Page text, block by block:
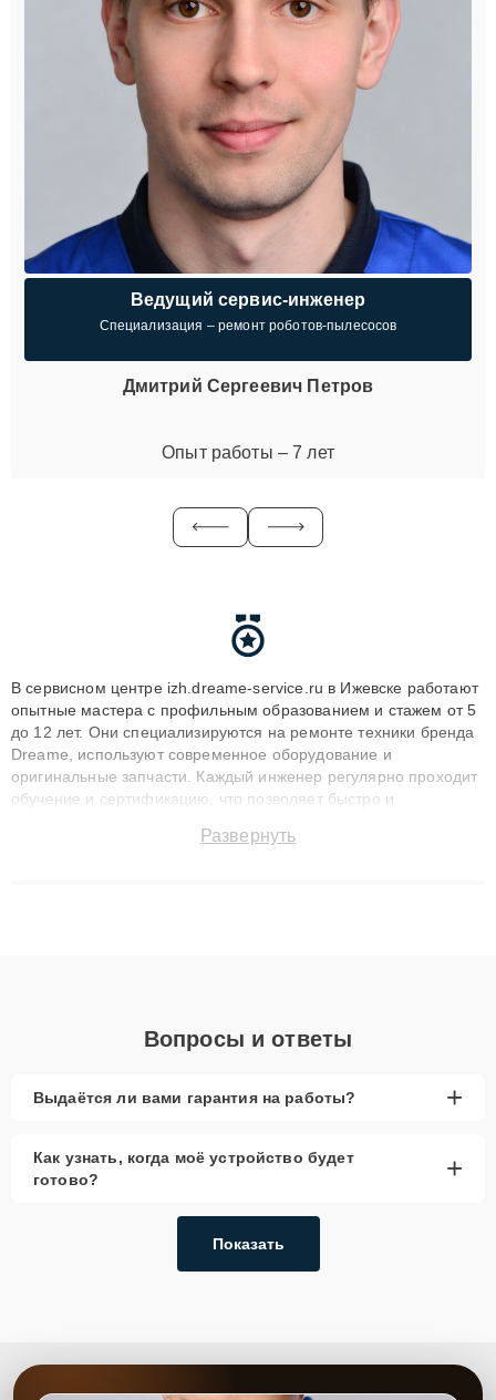
Ведущий сервис-инженер
Специализация – ремонт роботов-пылесосов
Дмитрий Сергеевич Петров
Опыт работы – 7 лет
В сервисном центре izh.dreame-service.ru в Ижевске работают
опытные мастера с профильным образованием и стажем от 5
до 12 лет. Они специализируются на ремонте техники бренда
Dreame, используют современное оборудование и
оригинальные запчасти. Каждый инженер регулярно проходит
обучение и сертификацию, что позволяет быстро и
сохранением гарантии до 3 лет. Наши мастера решают
Развернуть
Вопросы и ответы
Выдаётся ли вами гарантия на работы? +
Как узнать, когда моё устройство будет
готово?
+
Показать